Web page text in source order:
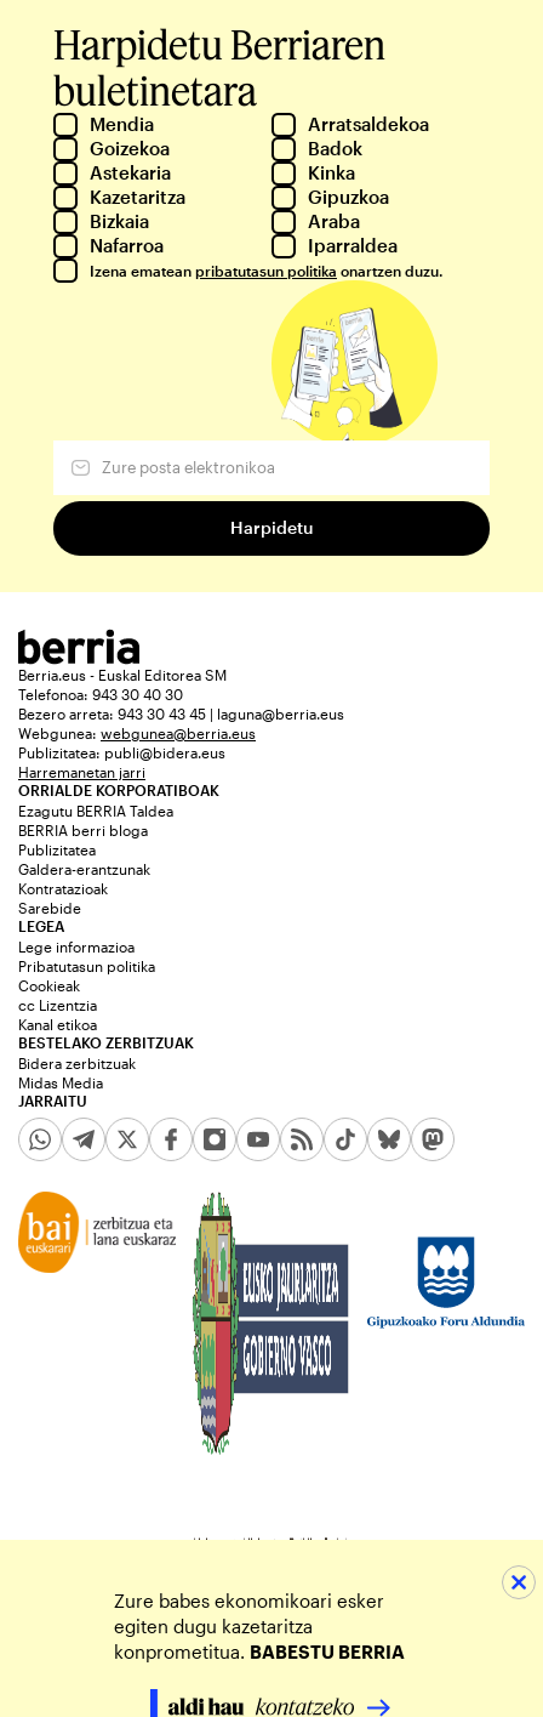
Harpidetu Berriaren
buletinetara
Mendia
Arratsaldekoa
Goizekoa
Badok
Astekaria
Kinka
Kazetaritza
Gipuzkoa
Bizkaia
Araba
Nafarroa
Iparraldea
Izena ematean pribatutasun politika onartzen duzu.
Berria.eus - Euskal Editorea SM
Telefonoa: 943 30 40 30
Bezero arreta: 943 30 43 45 | laguna@berria.eus
Webgunea: webgunea@berria.eus
Publizitatea: publi@bidera.eus
Harremanetan jarri
ORRIALDE KORPORATIBOAK
Ezagutu BERRIA Taldea
BERRIA berri bloga
Publizitatea
Galdera-erantzunak
Kontratazioak
Sarebide
JARRAITU
LEGEA
Lege informazioa
Pribatutasun politika
Cookieak
cc Lizentzia
Kanal etikoa
BESTELAKO ZERBITZUAK
Bidera zerbitzuak
Midas Media
Zure babes ekonomikoari esker
egiten dugu kazetaritza
konprometitua. BABESTU BERRIA